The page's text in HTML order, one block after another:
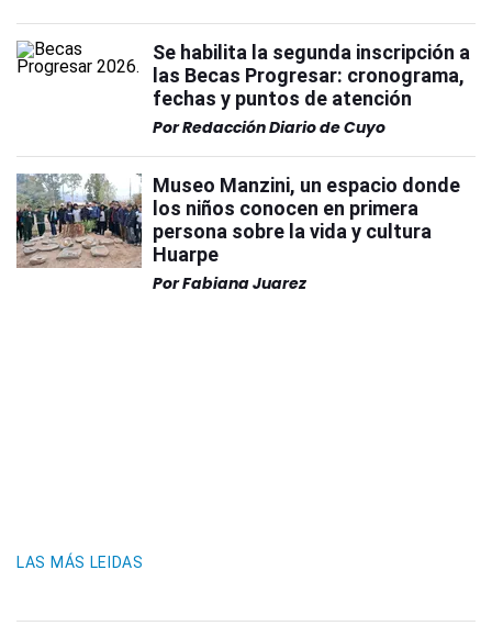
Se habilita la segunda inscripción a
las Becas Progresar: cronograma,
fechas y puntos de atención
PorRedacción Diario de Cuyo
Museo Manzini, un espacio donde
los niños conocen en primera
persona sobre la vida y cultura
Huarpe
PorFabiana Juarez
LAS MÁS LEIDAS